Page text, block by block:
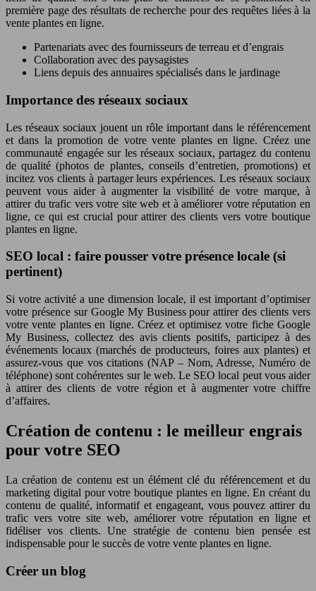
première page des résultats de recherche pour des requêtes liées à la
vente plantes en ligne.
Partenariats avec des fournisseurs de terreau et d’engrais
Collaboration avec des paysagistes
Liens depuis des annuaires spécialisés dans le jardinage
Importance des réseaux sociaux
Les réseaux sociaux jouent un rôle important dans le référencement
et dans la promotion de votre vente plantes en ligne. Créez une
communauté engagée sur les réseaux sociaux, partagez du contenu
de qualité (photos de plantes, conseils d’entretien, promotions) et
incitez vos clients à partager leurs expériences. Les réseaux sociaux
peuvent vous aider à augmenter la visibilité de votre marque, à
attirer du trafic vers votre site web et à améliorer votre réputation en
ligne, ce qui est crucial pour attirer des clients vers votre boutique
plantes en ligne.
SEO local : faire pousser votre présence locale (si
pertinent)
Si votre activité a une dimension locale, il est important d’optimiser
votre présence sur Google My Business pour attirer des clients vers
votre vente plantes en ligne. Créez et optimisez votre fiche Google
My Business, collectez des avis clients positifs, participez à des
événements locaux (marchés de producteurs, foires aux plantes) et
assurez-vous que vos citations (NAP – Nom, Adresse, Numéro de
téléphone) sont cohérentes sur le web. Le SEO local peut vous aider
à attirer des clients de votre région et à augmenter votre chiffre
d’affaires.
Création de contenu : le meilleur engrais
pour votre SEO
La création de contenu est un élément clé du référencement et du
marketing digital pour votre boutique plantes en ligne. En créant du
contenu de qualité, informatif et engageant, vous pouvez attirer du
trafic vers votre site web, améliorer votre réputation en ligne et
fidéliser vos clients. Une stratégie de contenu bien pensée est
indispensable pour le succès de votre vente plantes en ligne.
Créer un blog